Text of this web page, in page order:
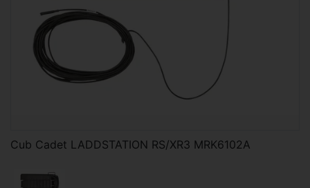
Cub Cadet LADDSTATION RS/XR3 MRK6102A